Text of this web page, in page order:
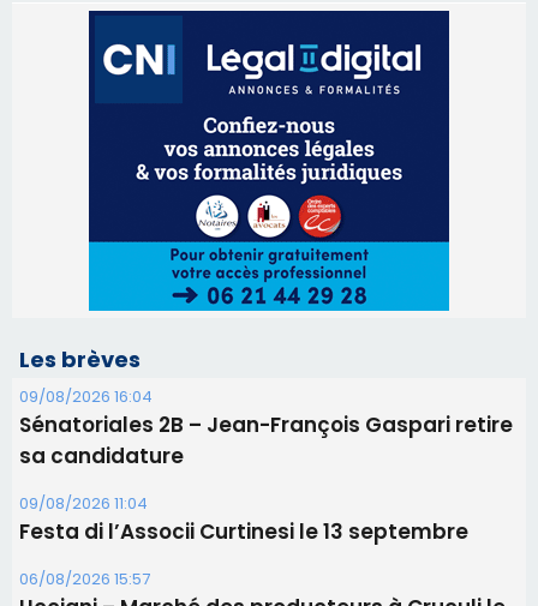
Les brèves
Sénatoriales 2B – Jean-François Gaspari retire
sa candidature
Festa di l’Associi Curtinesi le 13 septembre
11 août
06/08/2026 15:25
Corte – L’association A Nuciola organise une
projection sous les étoiles
06/08/2026 15:04
Alata - Soirée Tango Argentin au stade de San
Benedetto